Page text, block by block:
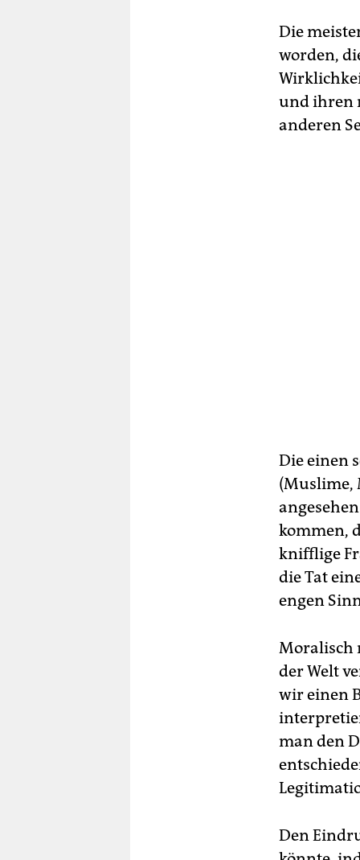
Die
worden,
und ihren
anderen
Die einen
(Muslime,
kommen,
knifflige
die Tat
engen
Moralisch
der Welt
wir einen
man den
Den